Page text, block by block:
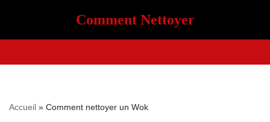
Comment Nettoyer
Accueil » Comment nettoyer un Wok